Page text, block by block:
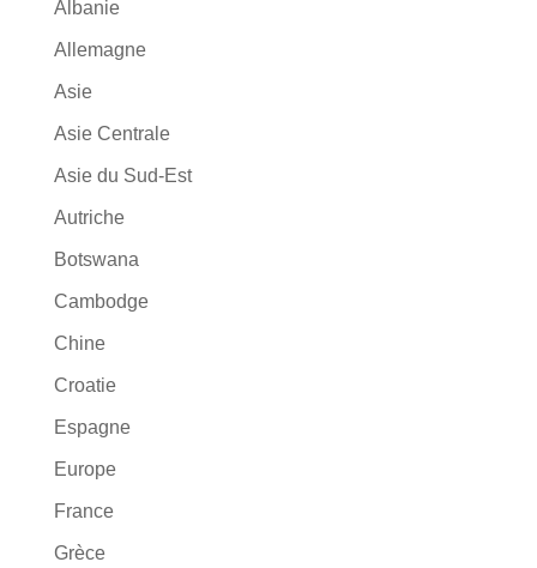
Albanie
Allemagne
Asie
Asie Centrale
Asie du Sud-Est
Autriche
Botswana
Cambodge
Chine
Croatie
Espagne
Europe
France
Grèce